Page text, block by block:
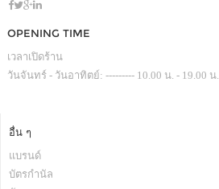
OPENING TIME
เวลาเปิดร้าน
วันจันทร์ - วันอาทิตย์: --------- 10.00 น. - 19.00 น.
อื่น ๆ
แบรนด์
บัตรกำนัล